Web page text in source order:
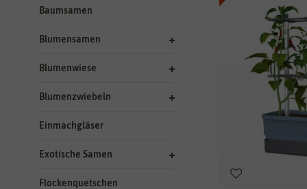
Baumsamen
Blumensamen
Blumenwiese
Blumenzwiebeln
Einmachgläser
Exotische Samen
Flockenquetschen